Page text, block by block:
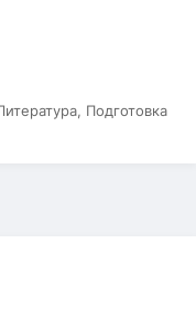
Подготовка